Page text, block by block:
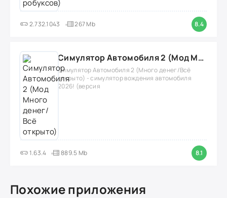
2.732.1043 267 Mb 8.4
Симулятор Автомобиля 2 (Мод Много денег/Всё открыто)
Симулятор Автомобиля 2 (Много денег/Всё
открыто) - симулятор вождения автомобиля
2026! (версия
1.63.4 889.5 Mb 8.1
Похожие приложения